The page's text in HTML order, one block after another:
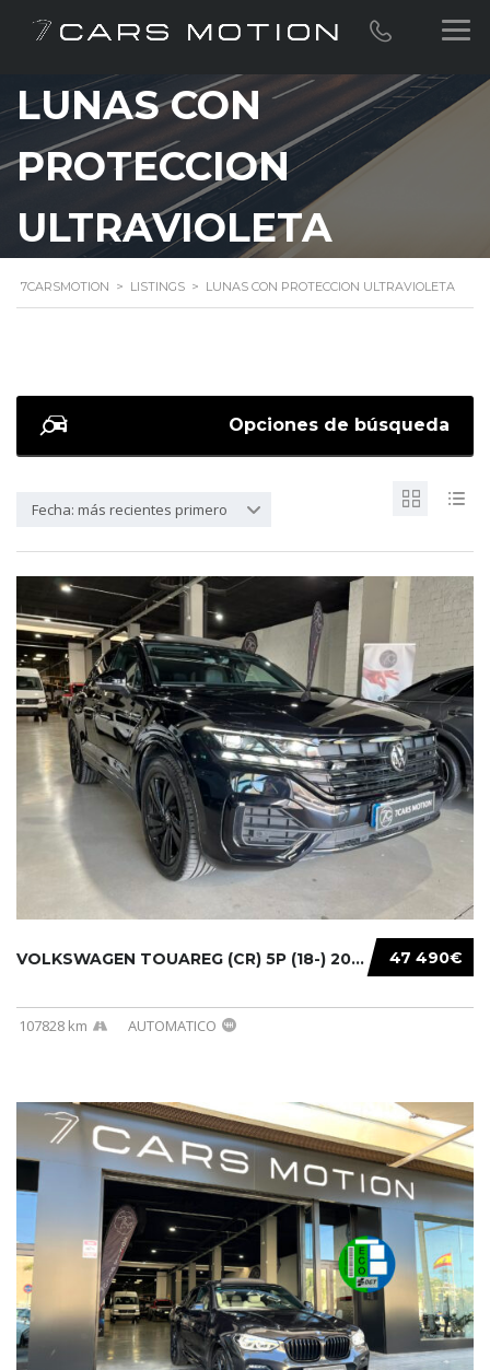
LUNAS CON
PROTECCION
ULTRAVIOLETA
7CARSMOTION > LISTINGS > LUNAS CON PROTECCION ULTRAVIOLETA
Opciones de búsqueda
Fecha: más recientes primero
47 490€
VOLKSWAGEN TOUAREG (CR) 5P (18-) 2021...
107828 km AUTOMATICO